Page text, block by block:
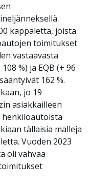
kappaletta, joista
toimitukset
vastaavasta
%) ja EQB (+ 96
162 %.
jo 19
asiakkailleen
tällaisia malleja
Vuoden 2023
oli vahvaa